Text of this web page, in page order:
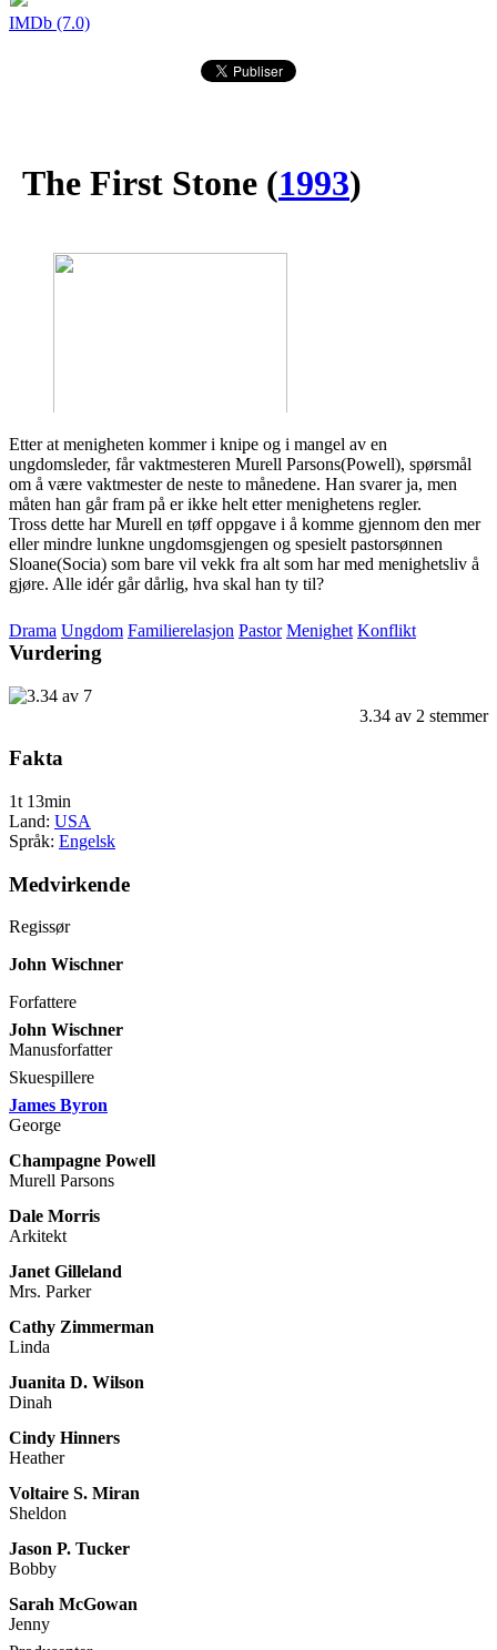
IMDb (7.0)
The First Stone (1993)
Etter at menigheten kommer i knipe og i mangel av en
ungdomsleder, får vaktmesteren Murell Parsons(Powell), spørsmål
om å være vaktmester de neste to månedene. Han svarer ja, men
måten han går fram på er ikke helt etter menighetens regler.
Tross dette har Murell en tøff oppgave i å komme gjennom den mer
eller mindre lunkne ungdomsgjengen og spesielt pastorsønnen
Sloane(Socia) som bare vil vekk fra alt som har med menighetsliv å
gjøre. Alle idér går dårlig, hva skal han ty til?
Drama Ungdom Familierelasjon Pastor Menighet Konflikt
Vurdering
3.34 av 2 stemmer
Fakta
1t 13min
Land: USA
Språk: Engelsk
Medvirkende
Regissør
John Wischner
Forfattere
John Wischner
Manusforfatter
Skuespillere
James Byron
George
Champagne Powell
Murell Parsons
Dale Morris
Arkitekt
Janet Gilleland
Mrs. Parker
Cathy Zimmerman
Linda
Juanita D. Wilson
Dinah
Cindy Hinners
Heather
Voltaire S. Miran
Sheldon
Jason P. Tucker
Bobby
Sarah McGowan
Jenny